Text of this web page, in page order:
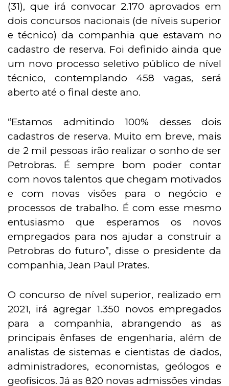
(31), que irá convocar 2.170 aprovados em
dois concursos nacionais (de níveis superior
e técnico) da companhia que estavam no
cadastro de reserva. Foi definido ainda que
um novo processo seletivo público de nível
técnico, contemplando 458 vagas, será
aberto até o final deste ano.
“Estamos admitindo 100% desses dois
cadastros de reserva. Muito em breve, mais
de 2 mil pessoas irão realizar o sonho de ser
Petrobras. É sempre bom poder contar
com novos talentos que chegam motivados
e com novas visões para o negócio e
processos de trabalho. É com esse mesmo
entusiasmo que esperamos os novos
empregados para nos ajudar a construir a
Petrobras do futuro”, disse o presidente da
companhia, Jean Paul Prates.
O concurso de nível superior, realizado em
2021, irá agregar 1.350 novos empregados
para a companhia, abrangendo as as
principais ênfases de engenharia, além de
analistas de sistemas e cientistas de dados,
administradores, economistas, geólogos e
geofísicos. Já as 820 novas admissões vindas